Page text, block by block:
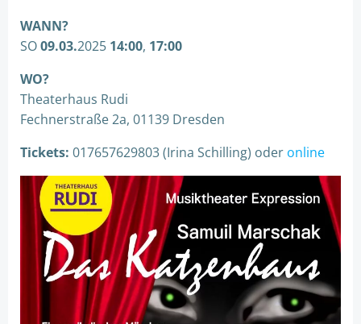
WANN?
SO09.03.2025 14:00, 17:00
WO?
Theaterhaus Rudi
Fechnerstraße 2a, 01139 Dresden
Tickets: 017657629803 (Irina Schilling) oder online